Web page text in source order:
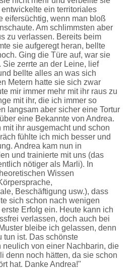
ein territoriales
eifersüchtig, wenn man bloß
Am schlimmsten aber
zu verlassen. Bereits beim
sie aufgeregt heran, bellte
Ging die Türe auf, war sie
zerrte an der Leine, lief
bellte alles an was sich
Metern hatte sie sich zwar
mir immer mehr mit ihr raus zu
mit ihr, die ich immer so
langsam aber sicher eine Tortur
eine Bekannte von Andrea.
ihr ausgemacht und schon
fühlte ich mich besser und
Andrea kam nun in
und trainierte mit uns (das
nötiger als Marli). In
Wissen
Beschäftigung usw.), dass
sich schon nach wenigen
Erfolg ein. Heute kann ich
verlassen, doch auch bei
bleibe ich gelassen, denn
tun ist. Das schönste
neulich von einer Nachbarin, die
denn noch hätten, da sie schon
hat. Danke Andrea!"